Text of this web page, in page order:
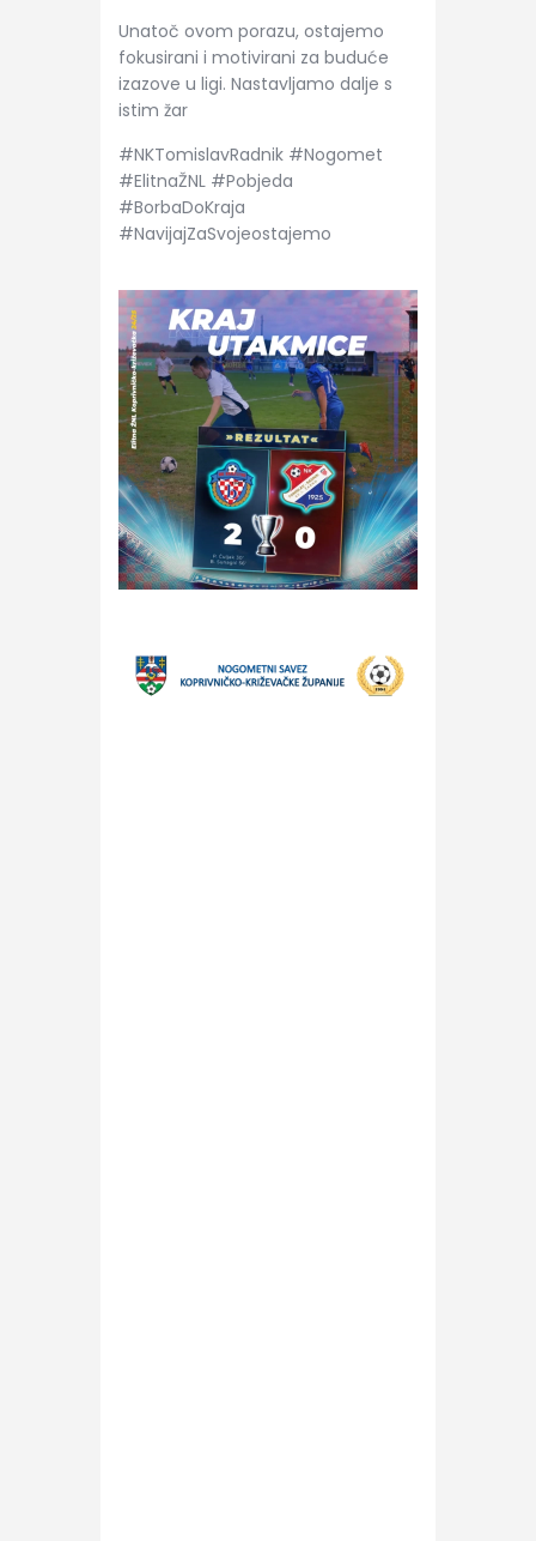
Unatoč ovom porazu, ostajemo
fokusirani i motivirani za buduće
izazove u ligi. Nastavljamo dalje s
istim žar
#NKTomislavRadnik #Nogomet
#ElitnaŽNL #Pobjeda
#BorbaDoKraja
#NavijajZaSvojeostajemo